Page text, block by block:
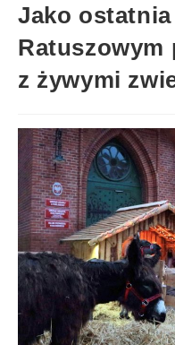
Jako
Ratuszowym
z żywymi